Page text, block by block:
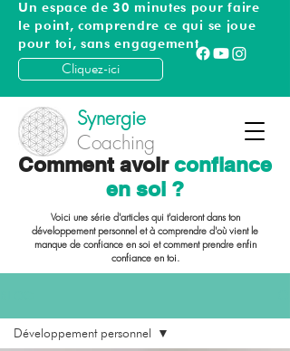
Synergie
Coaching
Un espace de 30 minutes pour faire
le point, comprendre ce qui se joue
pour toi, sans engagement
Cliquez-ici
Comment avoirconfiance
en soi ?
Voici une série d'articles qui t'aideront dans ton
développement personnel et à comprendre d'où vient le
manque de confiance en soi et commentprendre enfin
confiance en toi.
Développement personnel